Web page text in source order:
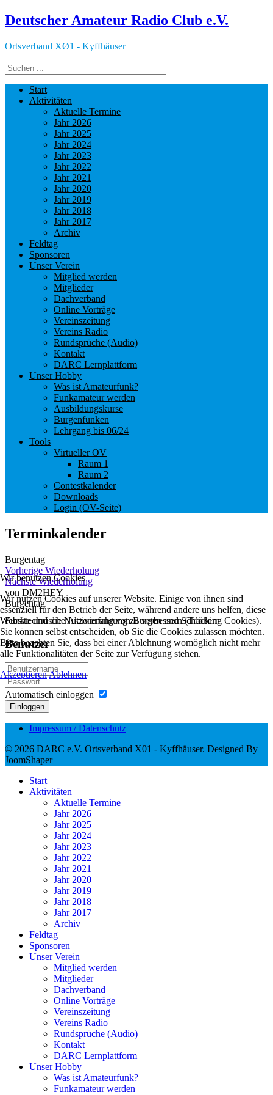
Deutscher Amateur Radio Club e.V.
Ortsverband XØ1 - Kyffhäuser
Start
Aktivitäten
Aktuelle Termine
Jahr 2026
Jahr 2025
Jahr 2024
Jahr 2023
Jahr 2022
Jahr 2021
Jahr 2020
Jahr 2019
Jahr 2018
Jahr 2017
Archiv
Feldtag
Sponsoren
Unser Verein
Mitglied werden
Mitglieder
Dachverband
Online Vorträge
Vereinszeitung
Vereins Radio
Rundsprüche (Audio)
Kontakt
DARC Lernplattform
Unser Hobby
Was ist Amateurfunk?
Funkamateur werden
Ausbildungskurse
Burgenfunken
Lehrgang bis 06/24
Tools
Virtueller OV
Raum 1
Raum 2
Contestkalender
Downloads
Login (OV-Seite)
Terminkalender
Burgentag
Vorherige Wiederholung
Nächste Wiederholung
von DM2HEY
Burgentag
Funktechnische Aktivierung von Burgen und Schlößern
Benutzer
Automatisch einloggen
Einloggen
Impressum / Datenschutz
© 2026 DARC e.V. Ortsverband X01 - Kyffhäuser. Designed By
JoomShaper
Start
Aktivitäten
Aktuelle Termine
Jahr 2026
Jahr 2025
Jahr 2024
Jahr 2023
Jahr 2022
Jahr 2021
Jahr 2020
Jahr 2019
Jahr 2018
Jahr 2017
Archiv
Feldtag
Sponsoren
Unser Verein
Mitglied werden
Mitglieder
Dachverband
Online Vorträge
Vereinszeitung
Vereins Radio
Rundsprüche (Audio)
Kontakt
DARC Lernplattform
Unser Hobby
Was ist Amateurfunk?
Funkamateur werden
Wir benutzen Cookies
Wir nutzen Cookies auf unserer Website. Einige von ihnen sind
essenziell für den Betrieb der Seite, während andere uns helfen, diese
Website und die Nutzererfahrung zu verbessern (Tracking Cookies).
Sie können selbst entscheiden, ob Sie die Cookies zulassen möchten.
Bitte beachten Sie, dass bei einer Ablehnung womöglich nicht mehr
alle Funktionalitäten der Seite zur Verfügung stehen.
AkzeptierenAblehnen